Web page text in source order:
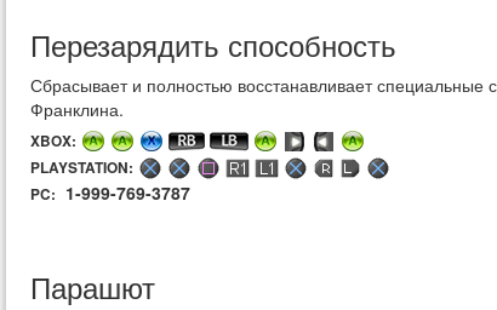
Перезарядить способность
Сбрасывает и полностью восстанавливает специальные
Франклина.
XBOX:
PLAYSTATION:
PC: 1-999-769-3787
Парашют